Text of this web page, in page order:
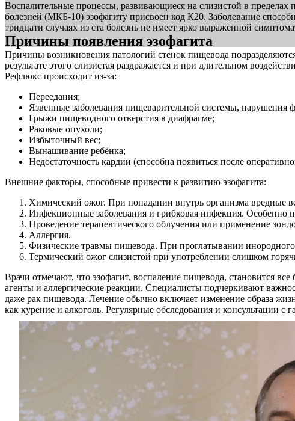
Воспалительные процессы, развивающиеся на слизистой в
болезней (МКБ-10) эзофагиту присвоен код К20. Заболевание
тридцати случаях из ста болезнь не имеет ярко выраженной
Причины появления эзофагита
Причины возникновения патологий стенок пищевода
результате этого слизистая раздражается и при длительном
Рефлюкс происходит из-за:
Переедания;
Язвенные заболевания пищеварительной системы, нарушения
Грыжи пищеводного отверстия в диафрагме;
Раковые опухоли;
Избыточный вес;
Вынашивание ребёнка;
Недостаточность кардии (способна появиться после
Внешние факторы, способные привести к развитию эзофагита:
Химический ожог. При попадании внутрь организма вредные
Инфекционные заболевания и грибковая инфекция. Особенно
Проведение терапевтического облучения или применение
Аллергия.
Физические травмы пищевода. При проглатывании инородного
Термический ожог слизистой при употреблении слишком
Врачи отмечают, что эзофагит, воспаление пищевода, становится
агенты и аллергические реакции. Специалисты подчеркивают
даже рак пищевода. Лечение обычно включает изменение образа
как курение и алкоголь. Регулярные обследования и консультации с